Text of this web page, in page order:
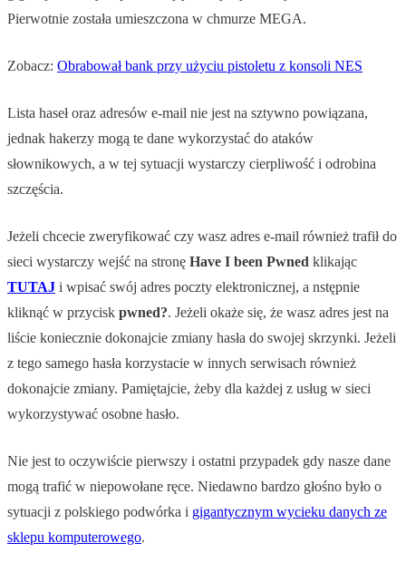
Pierwotnie została umieszczona w chmurze MEGA.
Zobacz: Obrabował bank przy użyciu pistoletu z konsoli NES
Lista haseł oraz adresów e-mail nie jest na sztywno powiązana,
jednak hakerzy mogą te dane wykorzystać do ataków
słownikowych, a w tej sytuacji wystarczy cierpliwość i odrobina
szczęścia.
Jeżeli chcecie zweryfikować czy wasz adres e-mail również trafił do
sieci wystarczy wejść na stronę Have I been Pwned klikając
TUTAJ i wpisać swój adres poczty elektronicznej, a nstępnie
kliknąć w przycisk pwned?. Jeżeli okaże się, że wasz adres jest na
liście koniecznie dokonajcie zmiany hasła do swojej skrzynki. Jeżeli
z tego samego hasła korzystacie w innych serwisach również
dokonajcie zmiany. Pamiętajcie, żeby dla każdej z usług w sieci
wykorzystywać osobne hasło.
Nie jest to oczywiście pierwszy i ostatni przypadek gdy nasze dane
mogą trafić w niepowołane ręce. Niedawno bardzo głośno było o
sytuacji z polskiego podwórka i gigantycznym wycieku danych ze
sklepu komputerowego.